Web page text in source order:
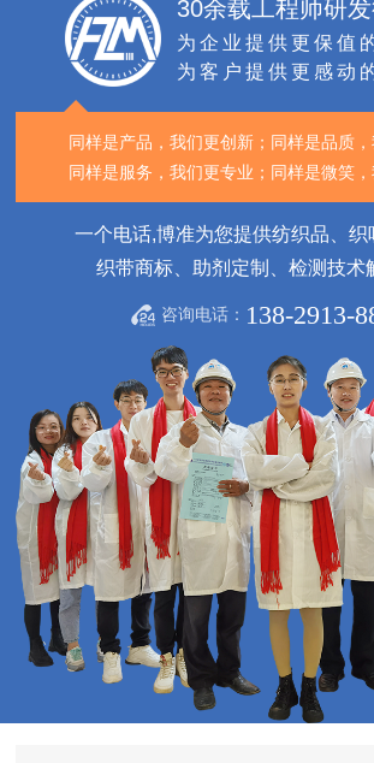
30余载工程师研
为企业提供更保值
为客户提供更感动
同样是产品，我们更创新； 同样是品质，
同样是服务，我们更专业； 同样是微笑，
一个电话,博准为您提供纺织品、织
织带商标、助剂定制、检测技术
咨询电话： 138-2913-